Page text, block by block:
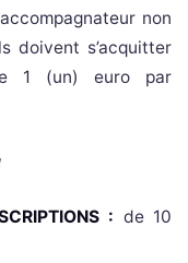
non
doivent s’acquitter
1 (un) euro par
: de 10